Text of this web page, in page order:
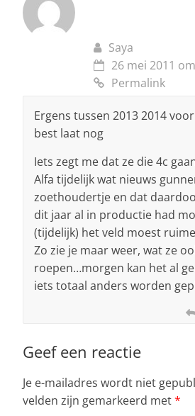
Saya
26 mei 2011
Permalink
Ergens tussen 2013 2014
best laat nog
Iets zegt me dat ze die 4c
Alfa tijdelijk wat nieuws
zoethoudertje en dat
dit jaar al in productie had
(tijdelijk) het veld moest
Zo zie je maar weer, wat ze
roepen…morgen kan het al
iets totaal anders worden
Geef een reactie
Je e-mailadres wordt niet
velden zijn gemarkeerd met*